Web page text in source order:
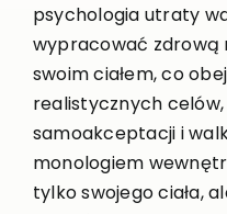
psychologia utraty
wypracować zdrową
swoim ciałem, co
realistycznych
samoakceptacji i
monologiem
tylko swojego ciała,